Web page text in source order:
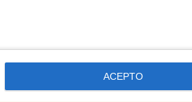
ACEPTO